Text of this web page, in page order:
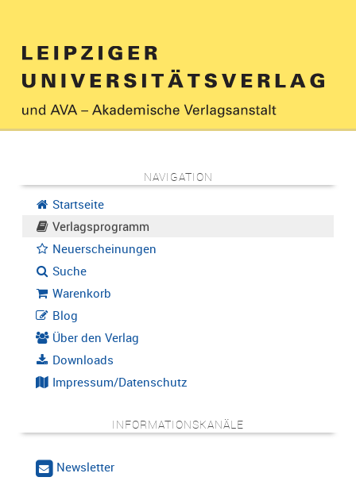
NAVIGATION
Startseite
Verlagsprogramm
Neuerscheinungen
Suche
Warenkorb
Blog
Über den Verlag
Downloads
Impressum/Datenschutz
INFORMATIONSKANÄLE
Newsletter